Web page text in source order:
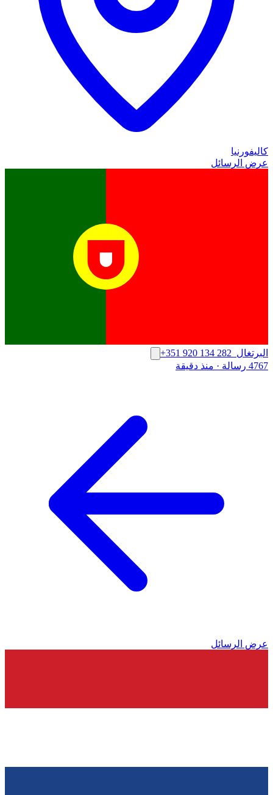
كاليفورنيا
عرض الرسائل
البرتغال +351 920 134 282
4767 رسالة
· منذ دقيقة
عرض الرسائل